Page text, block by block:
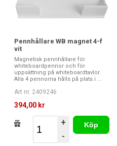
Pennhållare WB magnet 4-f
vit
Magnetisk pennhållare för
whiteboardpennor och för
uppsättning på whiteboardtavlor.
Alla 4 pennorna hålls på plats i ...
Art nr. 2409246
394,00 kr
+
-
Köp